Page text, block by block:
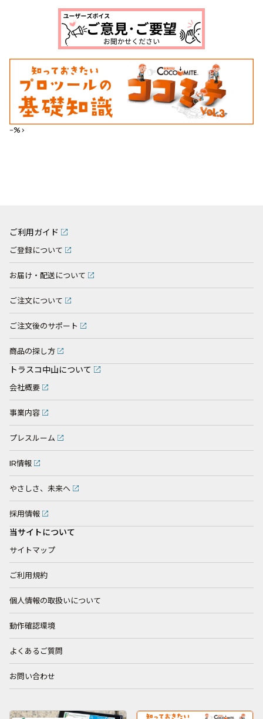
--%>
ご利用ガイド
ご登録について
お届け・配送について
ご注文について
ご注文後のサポート
商品の探し方
トラスコ中山について
会社概要
事業内容
プレスルーム
IR情報
やさしさ、未来へ
採用情報
当サイトについて
サイトマップ
ご利用規約
個人情報の取扱いについて
動作確認環境
よくあるご質問
お問い合わせ